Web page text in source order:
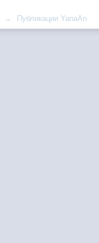
→ Публикации YanaAn